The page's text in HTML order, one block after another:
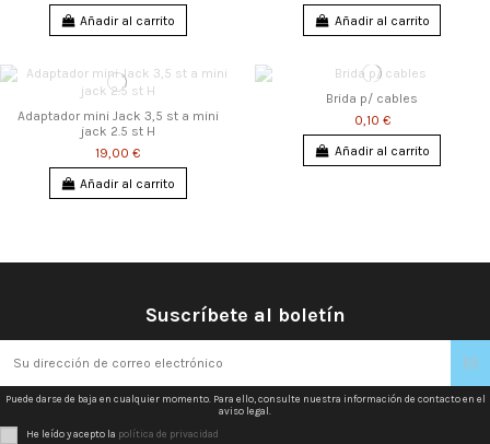
Añadir al carrito
Añadir al carrito
Adaptador mini Jack 3,5 st a mini
jack 2.5 st H
19,00 €
Añadir al carrito
Brida p/ cables
0,10 €
Añadir al carrito
Suscríbete al boletín
Puede darse de baja en cualquier momento. Para ello, consulte nuestra información de contacto en el
aviso legal.
He leído y acepto la política de privacidad